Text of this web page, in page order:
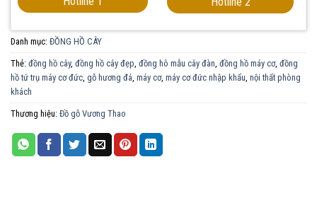
Danh mục: ĐỒNG HỒ CÂY
Thẻ: đồng hồ cây, đồng hồ cây đẹp đồng hô mẫu cây đàn đồng hồ máy cơ, đồng
hồ tứ trụ máy cơ đức gỗ hương đá máy cơ, máy cơ đức nhập khẩu nội thất phòng
khách
Thương hiệu: Đồ gỗ Vương Thao